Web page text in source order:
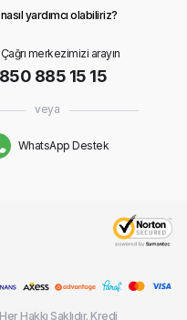
yardımcı olabiliriz?
Çağrı merkezimizi arayın
885 15 15
veya
WhatsApp Destek
Hakkı Saklıdır. Kredi